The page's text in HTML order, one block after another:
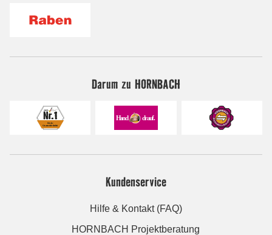
Darum zu HORNBACH
Kundenservice
Hilfe & Kontakt (FAQ)
HORNBACH Projektberatung